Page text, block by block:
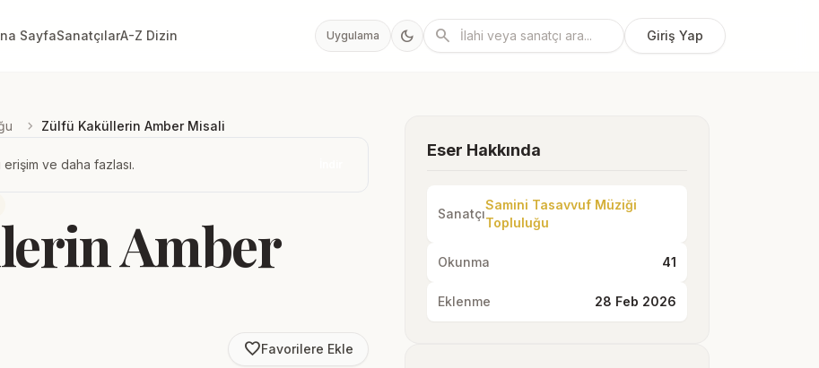
SayfaSanatçılarA-Z Dizin Uygulama dark_mode search Giriş Yap
chevron_right Zülfü Kaküllerin Amber Misali
erişim ve daha fazlası.
Amber
favorite_borderFavorilere Ekle
Eser Hakkında
Sanatçı
Samini Tasavvuf Müziği
Topluluğu
Okunma 41
Eklenme 28 Feb 2026